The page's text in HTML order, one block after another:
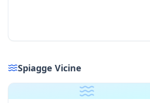
Spiagge Vicine